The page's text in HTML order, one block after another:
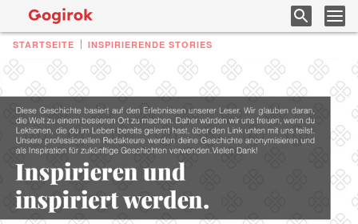
STARTSEITE INSPIRIERENDE STORIES